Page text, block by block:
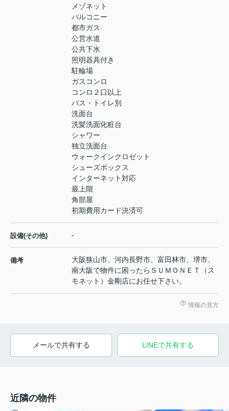
メゾネット
バルコニー
都市ガス
公営水道
公共下水
照明器具付き
駐輪場
ガスコンロ
コンロ２口以上
バス・トイレ別
洗面台
洗髪洗面化粧台
シャワー
独立洗面台
ウォークインクロゼット
シューズボックス
インターネット対応
最上階
角部屋
初期費用カード決済可
設備(その他) -
備考
大阪狭山市、河内長野市、富田林市、堺市、
南大阪で物件に困ったらＳＵＭＯＮＥＴ（ス
モネット）金剛店にお任せ下さい。
情報の見方
メールで共有する LINEで共有する
近隣の物件